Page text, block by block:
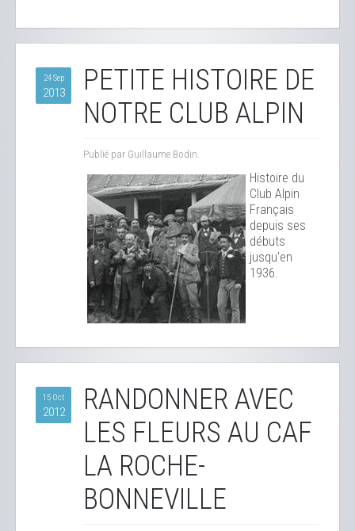
24 Sep
2013
PETITE HISTOIRE DE
NOTRE CLUB ALPIN
Publié par Guillaume Bodin.
Histoire du
Club Alpin
Français
depuis ses
débuts
jusqu'en
1936.
15 Oct
2012
RANDONNER AVEC
LES FLEURS AU CAF
LA ROCHE-
BONNEVILLE